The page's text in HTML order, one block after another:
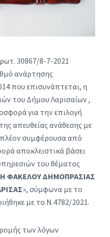
30867/8-7-2021
ανάρτησης
που επισυνάπτεται, η
του Δήμου Λαρισαίων ,
για την επιλογή
απευθείας ανάθεσης με
συμφέρουσα από
αποκλειστικά βάσει
του θέματος
ΦΑΚΕΛΟΥ ΔΗΜΟΠΡΑΣΙΑΣ
», σύμφωνα με το
με το Ν.4782/2021.
των λόγων